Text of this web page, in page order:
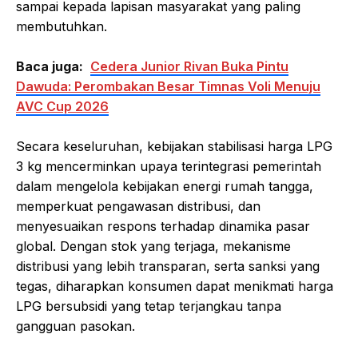
sampai kepada lapisan masyarakat yang paling
membutuhkan.
Baca juga: Cedera Junior Rivan Buka Pintu
Dawuda: Perombakan Besar Timnas Voli Menuju
AVC Cup 2026
Secara keseluruhan, kebijakan stabilisasi harga LPG
3 kg mencerminkan upaya terintegrasi pemerintah
dalam mengelola kebijakan energi rumah tangga,
memperkuat pengawasan distribusi, dan
menyesuaikan respons terhadap dinamika pasar
global. Dengan stok yang terjaga, mekanisme
distribusi yang lebih transparan, serta sanksi yang
tegas, diharapkan konsumen dapat menikmati harga
LPG bersubsidi yang tetap terjangkau tanpa
gangguan pasokan.